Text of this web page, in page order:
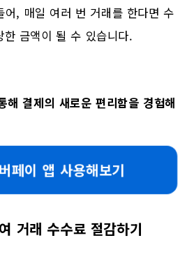
, 매일 여러 번 거래를 한다면 수
금액이 될 수 있습니다.
해 결제의 새로운 편리함을 경험해
페이 앱 사용해보기
거래 수수료 절감하기